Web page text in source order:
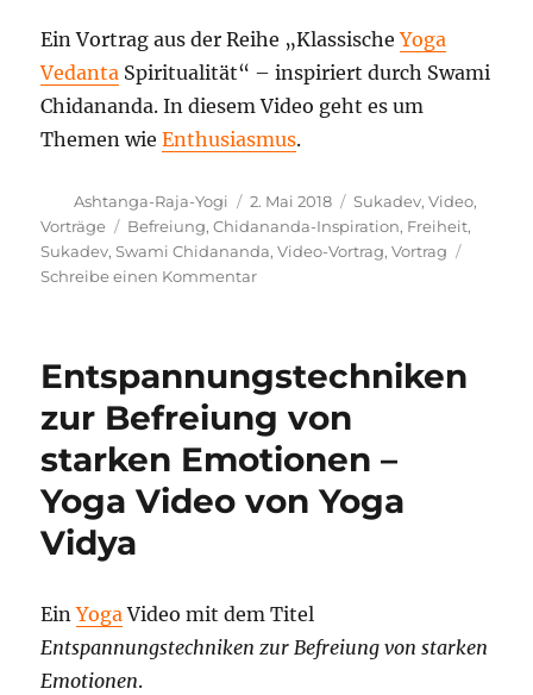
Ein Vortrag aus der Reihe „KlassischeYoga
Vedanta Spiritualität“ – inspiriert durch Swami
Chidananda. In diesem Video geht es um
Themen wieEnthusiasmus.
Autor
Ashtanga-Raja-Yogi
Veröffentlicht
am
2. Mai 2018 Kategorien
Sukadev,Video,
Vorträge
Schlagwörter
Befreiung,Chidananda-Inspiration, Freiheit,
Sukadev,Swami Chidananda,Video-Vortrag,Vortrag
Schreibe einen Kommentarzu
–
Inspirationsvideo
Entspannungstechniken
zur Befreiung von
starken Emotionen –
Yoga Video von Yoga
Vidya
EinYogaVideo mit dem Titel
Entspannungstechniken zur Befreiung von starken
Emotionen.